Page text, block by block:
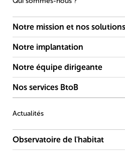
Notre mission et nos solutions
Notre implantation
Notre équipe dirigeante
Nos services BtoB
Actualités
Observatoire de l'habitat